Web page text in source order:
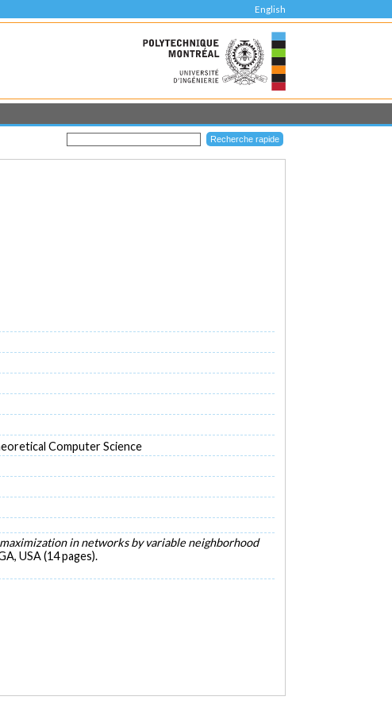
English
Computer Science
in networks by variable neighborhood
USA (14 pages).